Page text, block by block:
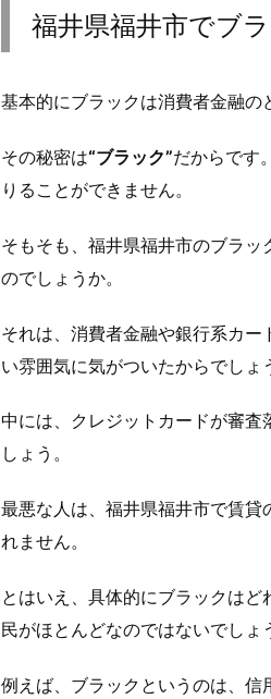
福井県福井市でブ
基本的にブラックは消費者金融の
その秘密は“ブラック”だからです
りることができません。
そもそも、福井県福井市のブラ
のでしょうか。
それは、消費者金融や銀行系カ
い雰囲気に気がついたからでしょ
中には、クレジットカードが審
しょう。
最悪な人は、福井県福井市で賃
れません。
とはいえ、具体的にブラックは
民がほとんどなのではないでしょ
例えば、ブラックというのは、